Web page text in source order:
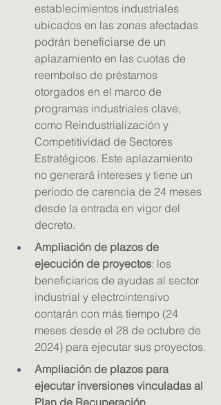
establecimientos industriales
ubicados en las zonas afectadas
podrán beneficiarse de un
aplazamiento en las cuotas de
reembolso de préstamos
otorgados en el marco de
programas industriales clave,
como Reindustrialización y
Competitividad de Sectores
Estratégicos. Este aplazamiento
no generará intereses y tiene un
período de carencia de 24 meses
desde la entrada en vigor del
decreto.
Ampliación de plazos de
ejecución de proyectos: los
beneficiarios de ayudas al sector
industrial y electrointensivo
contarán con más tiempo (24
meses desde el 28 de octubre de
2024) para ejecutar sus proyectos.
Ampliación de plazos para
ejecutar inversiones vinculadas al